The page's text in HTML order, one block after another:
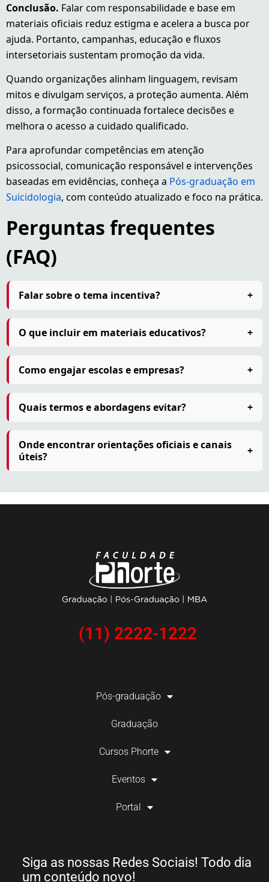
Conclusão. Falar com responsabilidade e base em
materiais oficiais reduz estigma e acelera a busca por
ajuda. Portanto, campanhas, educação e fluxos
intersetoriais sustentam promoção da vida.
Quando organizações alinham linguagem, revisam
mitos e divulgam serviços, a proteção aumenta. Além
disso, a formação continuada fortalece decisões e
melhora o acesso a cuidado qualificado.
Para aprofundar competências em atenção
psicossocial, comunicação responsável e intervenções
baseadas em evidências, conheça a Pós-graduação em
Suicidologia, com conteúdo atualizado e foco na prática.
Perguntas frequentes
(FAQ)
Falar sobre o tema incentiva? +
O que incluir em materiais educativos? +
Como engajar escolas e empresas? +
Quais termos e abordagens evitar? +
Onde encontrar orientações oficiais e canais
úteis?
+
(11) 2222-1222
Pós-graduação
Graduação
Cursos Phorte
Eventos
Portal
Siga as nossas Redes Sociais! Todo dia
um conteúdo novo!